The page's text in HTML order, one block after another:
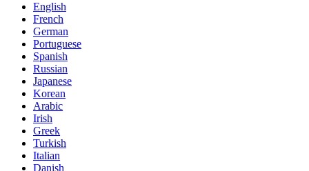
English
French
German
Portuguese
Spanish
Russian
Japanese
Korean
Arabic
Irish
Greek
Turkish
Italian
Danish